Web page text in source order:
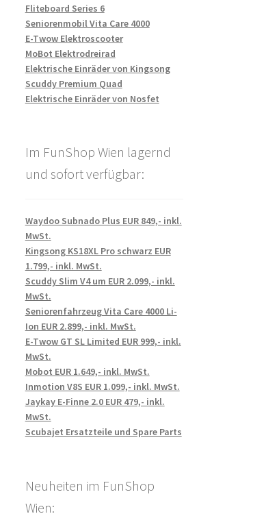
Fliteboard Series 6
Seniorenmobil Vita Care 4000
E-Twow Elektroscooter
MoBot Elektrodreirad
Elektrische Einräder von Kingsong
Scuddy Premium Quad
Elektrische Einräder von Nosfet
Im FunShop Wien lagernd
und sofort verfügbar:
Waydoo Subnado Plus EUR 849,- inkl.
MwSt.
Kingsong KS18XL Pro schwarz EUR
1.799,- inkl. MwSt.
Scuddy Slim V4 um EUR 2.099,- inkl.
MwSt.
Seniorenfahrzeug Vita Care 4000 Li-
Ion EUR 2.899,- inkl. MwSt.
E-Twow GT SL Limited EUR 999,- inkl.
MwSt.
Mobot EUR 1.649,- inkl. MwSt.
Inmotion V8S EUR 1.099,- inkl. MwSt.
Jaykay E-Finne 2.0 EUR 479,- inkl.
MwSt.
Scubajet Ersatzteile und Spare Parts
Neuheiten im FunShop
Wien: